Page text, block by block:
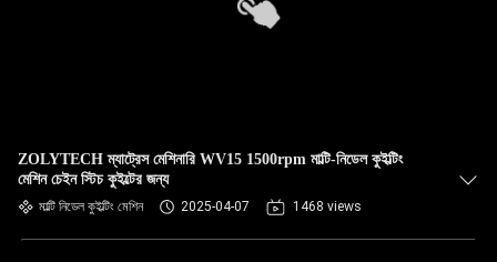
ZOLYTECH ম্যাট্রেস মেশিনারি WV15 1500rpm মাল্টি-নিডেল কুইল্টিং
মেশিন চেইন স্টিচ কুইল্টের জন্য
মাল্টি নিডেল কুইল্টিং মেশিন 2025-04-07 1468 views